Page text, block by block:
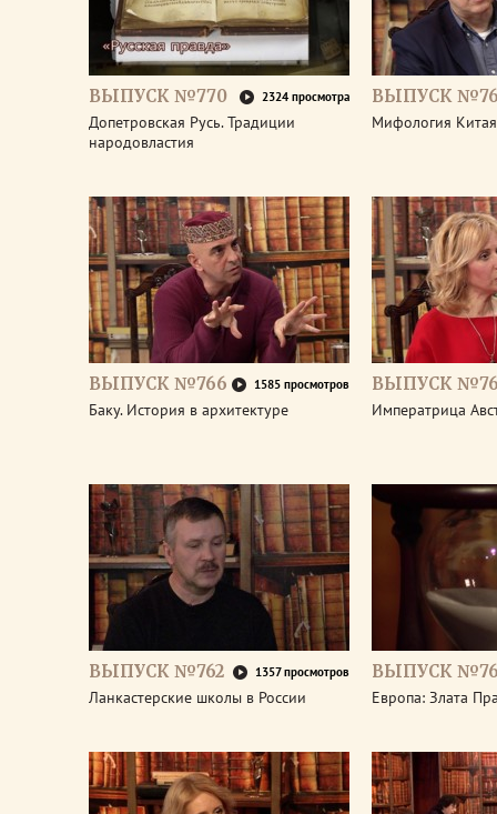
ВЫПУСК №770 2324 просмотра
Допетровская Русь. Традиции
народовластия
ВЫПУСК
Мифология Китая
ВЫПУСК №766 1585 просмотров
Баку. История в архитектуре
ВЫПУСК
Императрица
ВЫПУСК №762 1357 просмотров
Ланкастерские школы в России
ВЫПУСК
Европа: Злата